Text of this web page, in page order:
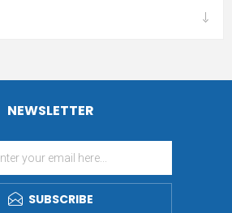
NEWSLETTER
SUBSCRIBE